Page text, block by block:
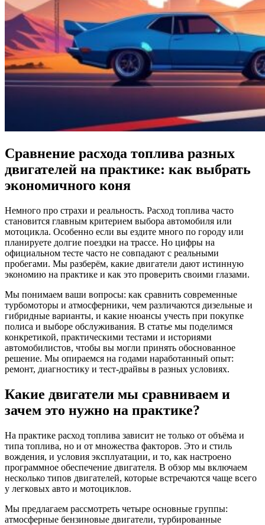
Сравнение расхода топлива разных
двигателей на практике: как выбрать
экономичного коня ️
Немного про страхи и реальность. Расход топлива часто
становится главным критерием выбора автомобиля или
мотоцикла. Особенно если вы ездите много по городу или
планируете долгие поездки на трассе. Но цифры на
официальном тесте часто не совпадают с реальными
пробегами. Мы разберём, какие двигатели дают истинную
экономию на практике и как это проверить своими глазами.
Мы понимаем ваши вопросы: как сравнить современные
турбомоторы и атмосферники, чем различаются дизельные и
гибридные варианты, и какие нюансы учесть при покупке
полиса и выборе обслуживания. В статье мы поделимся
конкретикой, практическими тестами и историями
автомобилистов, чтобы вы могли принять обоснованное
решение. Мы опираемся на годами наработанный опыт:
ремонт, диагностику и тест-драйвы в разных условиях.
Какие двигатели мы сравниваем и
зачем это нужно на практике?
На практике расход топлива зависит не только от объёма и
типа топлива, но и от множества факторов. Это и стиль
вождения, и условия эксплуатации, и то, как настроено
программное обеспечение двигателя. В обзор мы включаем
несколько типов двигателей, которые встречаются чаще всего
у легковых авто и мотоциклов.
Мы предлагаем рассмотреть четыре основные группы:
атмосферные бензиновые двигатели, турбированные